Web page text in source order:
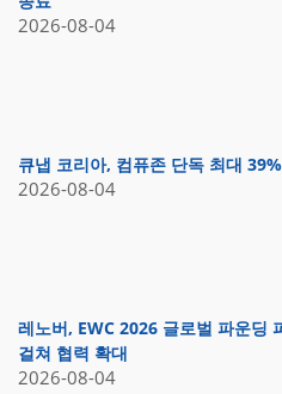
2026-08-04
큐냅 코리아, 컴퓨존 단독 최대
2026-08-04
레노버, EWC 2026 글로벌 파운딩
걸쳐 협력 확대
2026-08-04